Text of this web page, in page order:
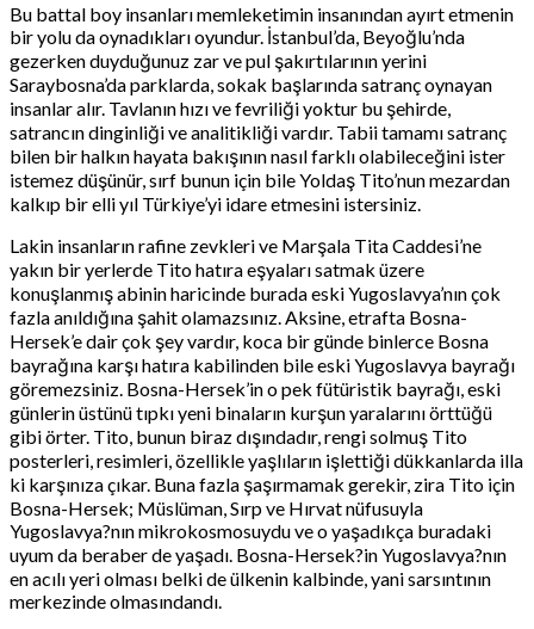
Bu battal boy insanları memleketimin insanından ayırt etmenin
bir yolu da oynadıkları oyundur. İstanbul’da, Beyoğlu’nda
gezerken duyduğunuz zar ve pul şakırtılarının yerini
Saraybosna’da parklarda, sokak başlarında satranç oynayan
insanlar alır. Tavlanın hızı ve fevriliği yoktur bu şehirde,
satrancın dinginliği ve analitikliği vardır. Tabii tamamı satranç
bilen bir halkın hayata bakışının nasıl farklı olabileceğini ister
istemez düşünür, sırf bunun için bile Yoldaş Tito’nun mezardan
kalkıp bir elli yıl Türkiye’yi idare etmesini istersiniz.
Lakin insanların rafine zevkleri ve Marşala Tita Caddesi’ne
yakın bir yerlerde Tito hatıra eşyaları satmak üzere
konuşlanmış abinin haricinde burada eski Yugoslavya’nın çok
fazla anıldığına şahit olamazsınız. Aksine, etrafta Bosna-
Hersek’e dair çok şey vardır, koca bir günde binlerce Bosna
bayrağına karşı hatıra kabilinden bile eski Yugoslavya bayrağı
göremezsiniz. Bosna-Hersek’in o pek fütüristik bayrağı, eski
günlerin üstünü tıpkı yeni binaların kurşun yaralarını örttüğü
gibi örter. Tito, bunun biraz dışındadır, rengi solmuş Tito
posterleri, resimleri, özellikle yaşlıların işlettiği dükkanlarda illa
ki karşınıza çıkar. Buna fazla şaşırmamak gerekir, zira Tito için
Bosna-Hersek; Müslüman, Sırp ve Hırvat nüfusuyla
Yugoslavya?nın mikrokosmosuydu ve o yaşadıkça buradaki
uyum da beraber de yaşadı. Bosna-Hersek?in Yugoslavya?nın
en acılı yeri olması belki de ülkenin kalbinde, yani sarsıntının
merkezinde olmasındandı.